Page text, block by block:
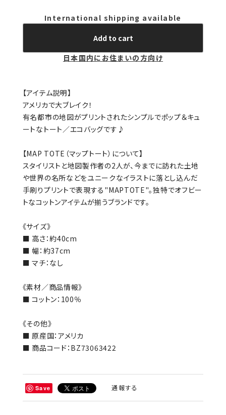
International shipping available
Add to cart
日本国内にお住まいの方向け
【アイテム説明】
アメリカで大ブレイク！
有名都市の地図がプリントされたシンプルでポップ＆キュ
ートなトート／エコバッグです♪
【MAP TOTE（マップトート）について】
スタイリストと地図製作者の2人が、今までに訪れた土地
や世界の名所などをユニークなイラストに落とし込んだ
手刷りプリントで表現する"MAPTOTE"。独特でオフビー
トなコットンアイテムが揃うブランドです。
《サイズ》
■ 高さ：約40cm
■ 幅：約37cm
■ マチ：なし
《素材／商品情報》
■ コットン：100％
《その他》
■ 原産国：アメリカ
■ 商品コード：BZ73063422
Save 通報する